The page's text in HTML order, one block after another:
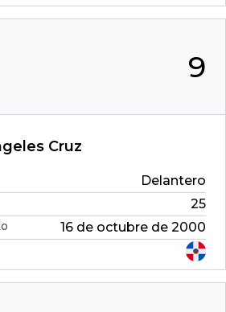
9
Cruz
Delantero
25
16 de octubre de 2000